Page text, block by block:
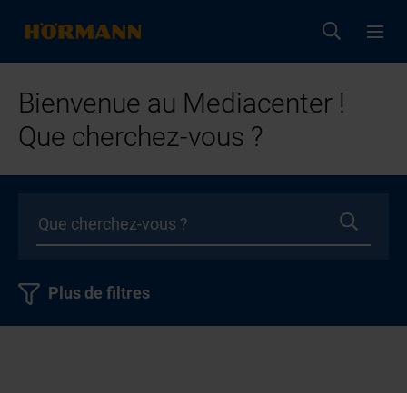
Bienvenue au Mediacenter !
Que cherchez-vous ?
Plus de filtres